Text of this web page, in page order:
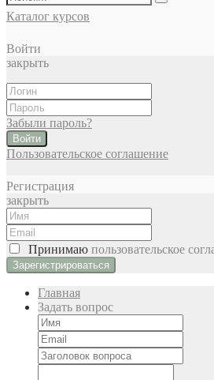
Каталог курсов
Войти
закрыть
Забыли пароль?
Войти
Пользовательское соглашение
Регистрация
закрыть
Принимаю пользовательское
Главная
Задать вопрос